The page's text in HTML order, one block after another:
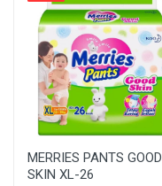
MERRIES PANTS GOOD
SKIN XL-26